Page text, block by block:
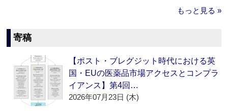
もっと見る »
寄稿
【ポスト・ブレグジット時代における英
国・EUの医薬品市場アクセスとコンプラ
イアンス】第4回…
2026年07月23日 (木)